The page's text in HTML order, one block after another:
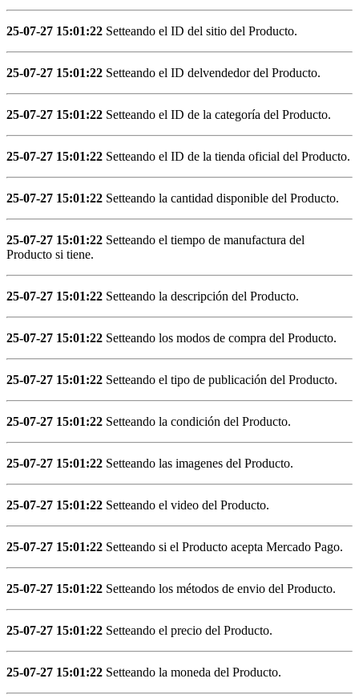
25-07-27 15:01:22 Setteando el ID del sitio del Producto.
25-07-27 15:01:22 Setteando el ID delvendedor del Producto.
25-07-27 15:01:22 Setteando el ID de la categoría del Producto.
25-07-27 15:01:22 Setteando el ID de la tienda oficial del Producto.
25-07-27 15:01:22 Setteando la cantidad disponible del Producto.
25-07-27 15:01:22 Setteando el tiempo de manufactura del
Producto si tiene.
25-07-27 15:01:22 Setteando la descripción del Producto.
25-07-27 15:01:22 Setteando los modos de compra del Producto.
25-07-27 15:01:22 Setteando el tipo de publicación del Producto.
25-07-27 15:01:22 Setteando la condición del Producto.
25-07-27 15:01:22 Setteando las imagenes del Producto.
25-07-27 15:01:22 Setteando el video del Producto.
25-07-27 15:01:22 Setteando si el Producto acepta Mercado Pago.
25-07-27 15:01:22 Setteando los métodos de envio del Producto.
25-07-27 15:01:22 Setteando el precio del Producto.
25-07-27 15:01:22 Setteando la moneda del Producto.